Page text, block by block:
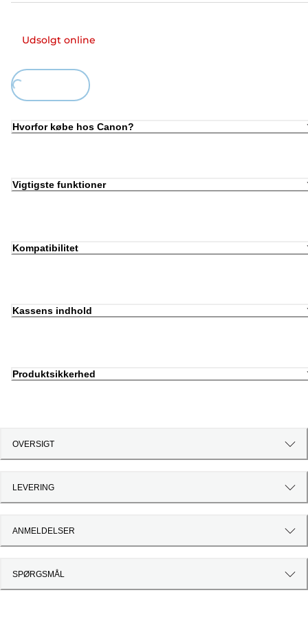
Udsolgt online
Hvorfor købe hos Canon?
Vigtigste funktioner
Kompatibilitet
Kassens indhold
Produktsikkerhed
OVERSIGT
LEVERING
ANMELDELSER
SPØRGSMÅL